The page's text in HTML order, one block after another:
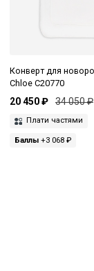
Конверт для
Chloe C20770
20 450 ₽ 34 050 ₽
Плати частями
Баллы +3 068 ₽